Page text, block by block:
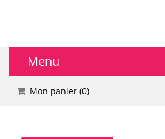
Menu
🔥 DEALS
Mon panier (0)